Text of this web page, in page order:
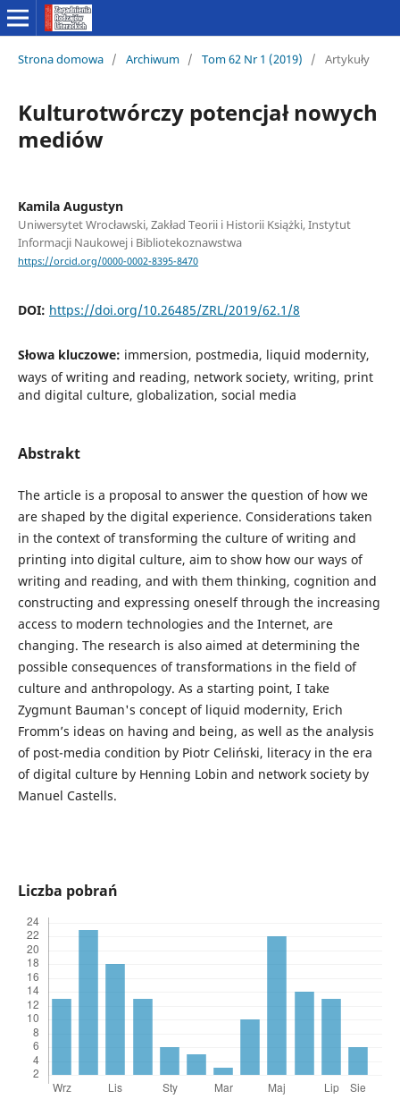
Strona domowa / Archiwum / Tom 62 Nr 1 (2019) / Artykuły
Kulturotwórczy potencjał nowych
mediów
Kamila Augustyn
Uniwersytet Wrocławski, Zakład Teorii i Historii Książki, Instytut
Informacji Naukowej i Bibliotekoznawstwa
https://orcid.org/0000-0002-8395-8470
DOI: https://doi.org/10.26485/ZRL/2019/62.1/8
Słowa kluczowe: immersion, postmedia, liquid modernity,
ways of writing and reading, network society, writing, print
and digital culture, globalization, social media
Abstrakt
The article is a proposal to answer the question of how we
are shaped by the digital experience. Considerations taken
in the context of transforming the culture of writing and
printing into digital culture, aim to show how our ways of
writing and reading, and with them thinking, cognition and
constructing and expressing oneself through the increasing
access to modern technologies and the Internet, are
changing. The research is also aimed at determining the
possible consequences of transformations in the field of
culture and anthropology. As a starting point, I take
Zygmunt Bauman's concept of liquid modernity, Erich
Fromm’s ideas on having and being, as well as the analysis
of post-media condition by Piotr Celiński, literacy in the era
of digital culture by Henning Lobin and network society by
Manuel Castells.
Liczba pobrań